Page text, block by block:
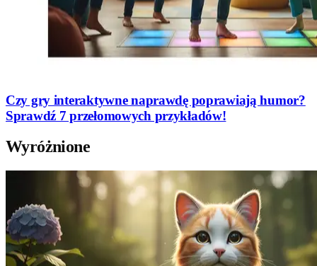
Czy gry interaktywne naprawdę poprawiają humor?
Sprawdź 7 przełomowych przykładów!
Wyróżnione